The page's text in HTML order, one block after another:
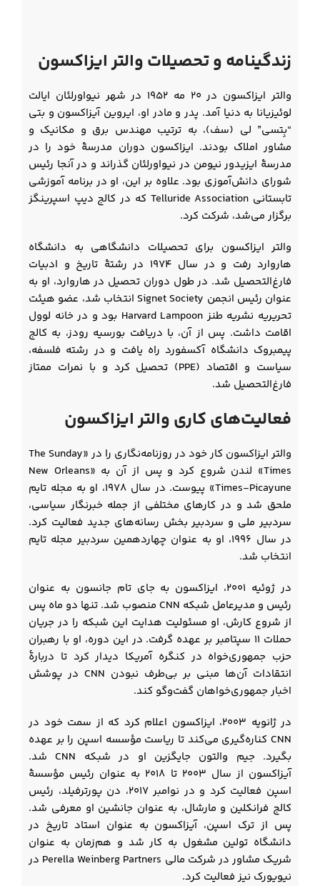
زندگینامه و تحصیلات والتر ایزاکسون
والتر ایزاکسون در ۲۰ مه ۱۹۵۲ در شهر نیواورلئان ایالت
لوئیزیانا به دنیا آمد. پدر و مادر او، ایروین آیزاکسون و بتی
“بِتسی” لی (سف)، به ترتیب مهندس برق و مکانیک و
مشاور املاک بودند. ایزاکسون دوران مدرسۀ خود را در
مدرسۀ ایزیدور نیومن در نیواورلئان گذراند و در آنجا رئیس
شورای دانش‌آموزی بود. علاوه بر این، او در برنامه آموزشی
تابستانی Telluride Association که در کالج دیپ اسپرینگز
برگزار می‌شد، شرکت کرد.
والتر ایزاکسون برای تحصیلات دانشگاهی به دانشگاه
هاروارد رفت و در سال ۱۹۷۴ در رشتۀ تاریخ و ادبیات
فارغ‌التحصیل شد. در طول دوران تحصیل در هاروارد، او به
عنوان رئیس انجمن Signet Society انتخاب شد، عضو هیئت
تحریریه نشریه طنز Harvard Lampoon بود و در خانه لوول
اقامت داشت. پس از آن، با دریافت بورسیه رودز، به کالج
پیمبروک دانشگاه آکسفورد راه یافت و در رشته فلسفه،
سیاست و اقتصاد (PPE) تحصیل کرد و با نمرات ممتاز
فارغ‌التحصیل شد.
فعالیت‌های کاری والتر ایزاکسون
والتر ایزاکسون کار خود در روزنامه‌نگاری را در «The Sunday
Times» لندن شروع کرد و پس از آن به «New Orleans
Times-Picayune» پیوست. در سال ۱۹۷۸، او به مجله تایم
ملحق شد و در کارهای مختلفی از جمله خبرنگار سیاسی،
سردبیر ملی و سردبیر بخش رسانه‌های جدید فعالیت کرد.
در سال ۱۹۹۶، او به عنوان چهاردهمین سردبیر مجله تایم
انتخاب شد.
در ژوئیه ۲۰۰۱، ایزاکسون به جای تام جانسون به عنوان
رئیس و مدیرعامل شبکه CNN منصوب شد. تنها دو ماه پس
از شروع کارش، او مسئولیت هدایت این شبکه را در جریان
حملات ۱۱ سپتامبر بر عهده گرفت. در این دوره، او با رهبران
حزب جمهوری‌خواه در کنگره آمریکا دیدار کرد تا دربارۀ
انتقادات آن‌ها مبنی بر بی‌طرف نبودن CNN در پوشش
اخبار جمهوری‌خواهان گفت‌وگو کند.
در ژانویه ۲۰۰۳، ایزاکسون اعلام کرد که از سمت خود در
CNN کناره‌گیری می‌کند تا ریاست مؤسسه اسپن را بر عهده
بگیرد. جیم والتون جایگزین او در شبکه CNN شد.
آیزاکسون از سال ۲۰۰۳ تا ۲۰۱۸ به عنوان رئیس مؤسسۀ
اسپن فعالیت کرد و در نوامبر ۲۰۱۷، دن پورترفیلد، رئیس
کالج فرانکلین و مارشال، به عنوان جانشین او معرفی شد.
پس از ترک اسپن، آیزاکسون به عنوان استاد تاریخ در
دانشگاه تولین مشغول به کار شد و هم‌زمان به عنوان
شریک مشاور در شرکت مالی Perella Weinberg Partners در
نیویورک نیز فعالیت کرد.